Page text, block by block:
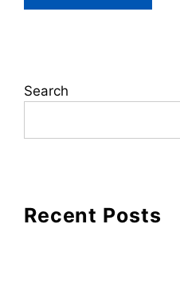
Search
Recent Posts